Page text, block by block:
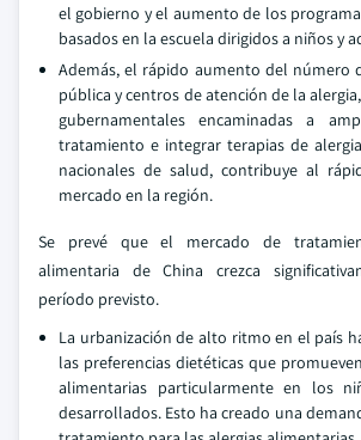
el gobierno y el aumento de los
basados en la escuela dirigidos a niños y
Además, el rápido aumento del número
pública y centros de atención de la
gubernamentales encaminadas a
tratamiento e integrar terapias de
nacionales de salud, contribuye al
mercado en la región.
Se prevé que el mercado de
alimentaria de China crezca
período previsto.
La urbanización de alto ritmo en el país
las preferencias dietéticas que
alimentarias particularmente en los
desarrollados. Esto ha creado una